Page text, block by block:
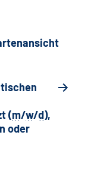
(m/w/d),
oder